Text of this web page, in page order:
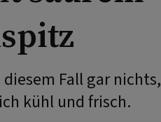
Fall gar nichts,
kühl und frisch.